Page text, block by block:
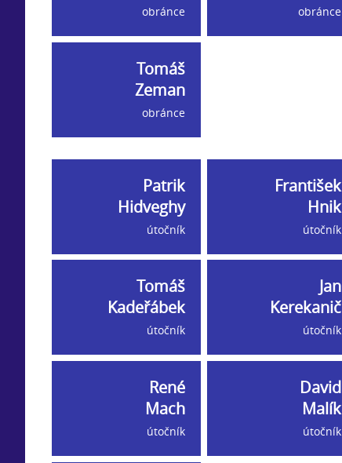
obránce obránce
Tomáš
Zeman
obránce
Patrik
Hidveghy
útočník
František
Hnik
útočník
Tomáš
Kadeřábek
útočník
Jan
Kerekanič
útočník
René
Mach
útočník
David
Malík
útočník